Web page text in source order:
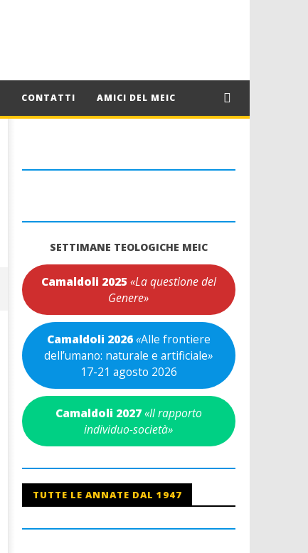
CONTATTI AMICI DEL MEIC
SETTIMANE TEOLOGICHE MEIC
Camaldoli 2025 «La questione del
Genere»
Camaldoli 2026«Alle frontiere
dell’umano: naturale e artificiale»
17-21 agosto 2026
Camaldoli 2027 «Il rapporto
individuo-società»
TUTTE LE ANNATE DAL 1947